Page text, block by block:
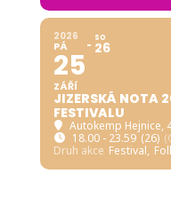
2026
PÁ
25
ZÁŘÍ
SO
26
JIZERSKÁ NOTA
FESTIVALU
Autokemp Hejnice,
18.00 - 23.59 (26)
Druh akce Festival,